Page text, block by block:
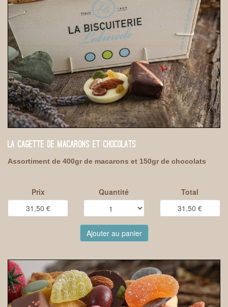
LA CAGETTE DE MACARONS ET CHOCOLATS
Assortiment de 400gr de macarons et 150gr de chocolats
Prix Quantité Total
Ajouter au panier